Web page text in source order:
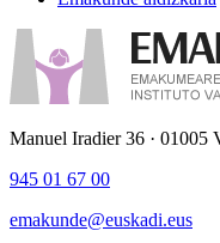
Manuel Iradier 36 · 01005
945 01 67 00
emakunde@euskadi.eus